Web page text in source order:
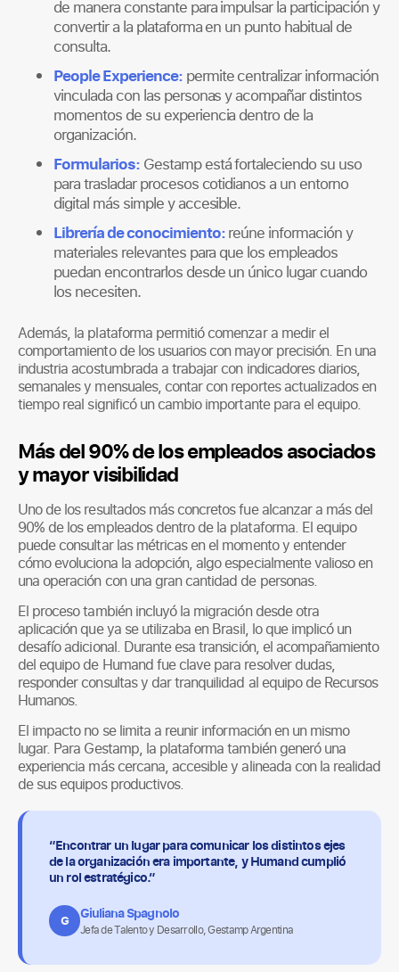
de manera constante para impulsar la participación y
convertir a la plataforma en un punto habitual de
consulta.
People Experience:permite centralizar información
vinculada con las personas y acompañar distintos
momentos de su experiencia dentro de la
organización.
Formularios:Gestamp está fortaleciendo su uso
para trasladar procesos cotidianos a un entorno
digital más simple y accesible.
Librería de conocimiento:reúne información y
materiales relevantes para que los empleados
puedan encontrarlos desde un único lugar cuando
los necesiten.
Además, la plataforma permitió comenzar a medir el
comportamiento de los usuarios con mayor precisión. En una
industria acostumbrada a trabajar con indicadores diarios,
semanales y mensuales, contar con reportes actualizados en
tiempo real significó un cambio importante para el equipo.
Más del 90% de los empleados asociados
y mayor visibilidad
Uno de los resultados más concretos fue alcanzar a más del
90% de los empleados dentro de la plataforma. El equipo
puede consultar las métricas en el momento y entender
cómo evoluciona la adopción, algo especialmente valioso en
una operación con una gran cantidad de personas.
El proceso también incluyó la migración desde otra
aplicación que ya se utilizaba en Brasil, lo que implicó un
desafío adicional. Durante esa transición, el acompañamiento
del equipo de Humand fue clave para resolver dudas,
responder consultas y dar tranquilidad al equipo de Recursos
Humanos.
El impacto no se limita a reunir información en un mismo
lugar. Para Gestamp, la plataforma también generó una
experiencia más cercana, accesible y alineada con la realidad
de sus equipos productivos.
“Encontrar un lugar para comunicar los distintos ejes
de la organización era importante, y Humand cumplió
un rol estratégico.”
G Giuliana Spagnolo
Jefa de Talento y Desarrollo, Gestamp Argentina